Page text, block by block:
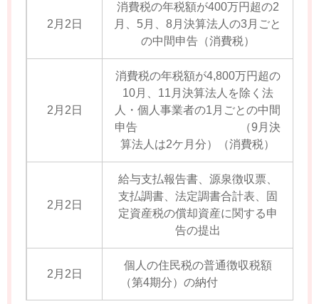
2月2日
消費税の年税額が400万円超の2
月、5月、8月決算法人の3月ごと
の中間申告（消費税）
2月2日
消費税の年税額が4,800万円超の
10月、11月決算法人を除く法
人・個人事業者の1月ごとの中間
申告 （9月決
算法人は2ケ月分）（消費税）
2月2日
給与支払報告書、源泉徴収票、
支払調書、法定調書合計表、固
定資産税の償却資産に関する申
告の提出
2月2日
個人の住民税の普通徴収税額
（第4期分）の納付